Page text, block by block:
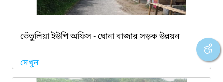
তেঁতুলিয়া ইউপি অফিস - ঘোনা বাজার সড়ক উন্নয়ন
দেখুন